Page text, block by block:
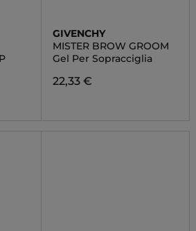
GIVENCHY
MISTER BROW GROOM
Gel Per Sopracciglia
22,33 €